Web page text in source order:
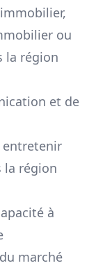
ou
la région
et de
entretenir
la région
à
marché